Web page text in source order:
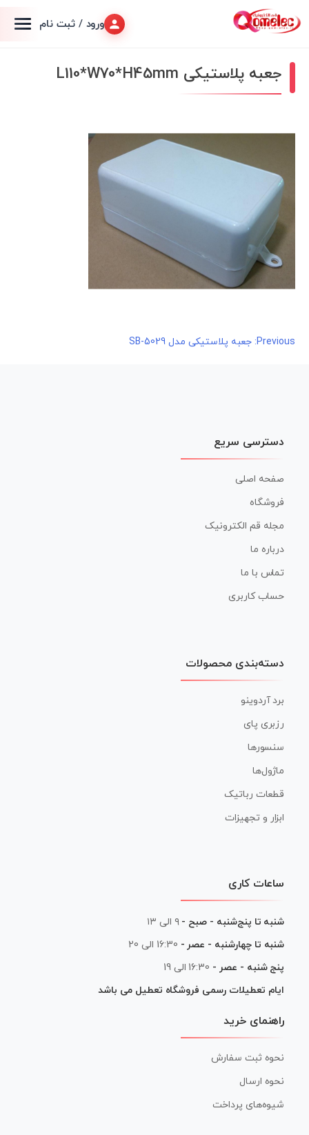
ورود / ثبت نام
جعبه پلاستیکی L110*W70*H45mm
راهبری
Previous: جعبه پلاستیکی مدل SB-5029
دسترسی سریع
صفحه اصلی
فروشگاه
مجله قم الکترونیک
درباره ما
تماس با ما
حساب کاربری
دسته‌بندی محصولات
برد آردوینو
رزبری پای
سنسورها
ماژول‌ها
قطعات رباتیک
ابزار و تجهیزات
ساعات کاری
شنبه تا پنج‌شنبه - صبح - ۹ الی ۱۳
شنبه تا چهارشنبه - عصر - 16:30 الی 20
پنج شنبه - عصر - 16:30 الی 19
ایام تعطیلات رسمی فروشگاه تعطیل می باشد
راهنمای خرید
نحوه ثبت سفارش
نحوه ارسال
شیوه‌های پرداخت